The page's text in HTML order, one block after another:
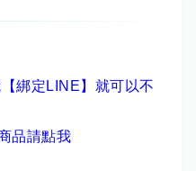
綁定LINE】 就可以不
品請點我